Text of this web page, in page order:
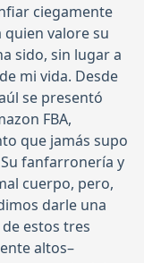
ciegamente
quien valore su
sido, sin lugar a
mi vida. Desde
se presentó
FBA,
que jamás supo
fanfarronería y
cuerpo, pero,
darle una
estos tres
altos–